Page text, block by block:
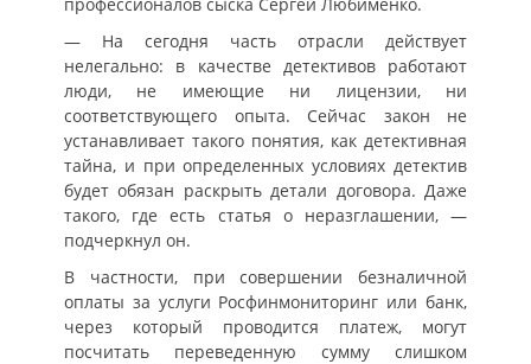
— На сегодня часть отрасли действует
нелегально: в качестве детективов работают
люди, не имеющие ни лицензии, ни
соответствующего опыта. Сейчас закон не
устанавливает такого понятия, как детективная
тайна, и при определенных условиях детектив
будет обязан раскрыть детали договора. Даже
такого, где есть статья о неразглашении, —
подчеркнул он.
В частности, при совершении безналичной
оплаты за услуги Росфинмониторинг или банк,
через который проводится платеж, могут
посчитать переведенную сумму слишком